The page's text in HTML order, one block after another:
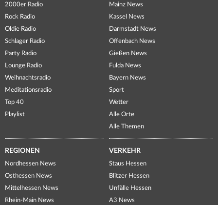
2000er Radio
Rock Radio
Oldie Radio
Schlager Radio
Party Radio
Lounge Radio
Weihnachtsradio
Meditationsradio
Top 40
Playlist
Mainz News
Kassel News
Darmstadt News
Offenbach News
Gießen News
Fulda News
Bayern News
Sport
Wetter
Alle Orte
Alle Themen
REGIONEN
Nordhessen News
Osthessen News
Mittelhessen News
Rhein-Main News
VERKEHR
Staus Hessen
Blitzer Hessen
Unfälle Hessen
A3 News